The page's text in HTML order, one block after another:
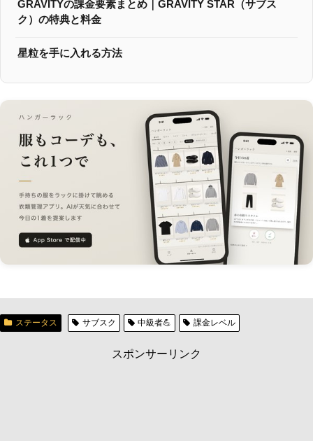
GRAVITYの課金要素まとめ｜GRAVITY STAR（サブス
ク）の特典と料金
星粒を手に入れる方法
ステータス サブスク 中級者💪 課金レベル
スポンサーリンク